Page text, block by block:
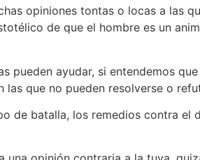
opiniones tontas o locas a las
de que el hombre es un
pueden ayudar, si entendemos
las que no pueden resolverse o
de batalla, los remedios contra el